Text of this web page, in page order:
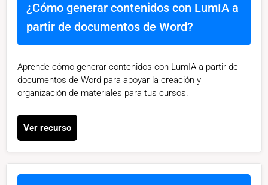
¿Cómo generar contenidos con LumIA a
partir de documentos de Word?
Aprende cómo generar contenidos con LumIA a partir de
documentos de Word para apoyar la creación y
organización de materiales para tus cursos.
Ver recurso